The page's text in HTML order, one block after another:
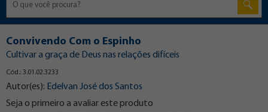
Convivendo Com o Espinho
Cultivar a graça de Deus nas relações difíceis
Cód.: 3.01.02.3233
Autor(es): Edelvan José dos Santos
Seja o primeiro a avaliar este produto